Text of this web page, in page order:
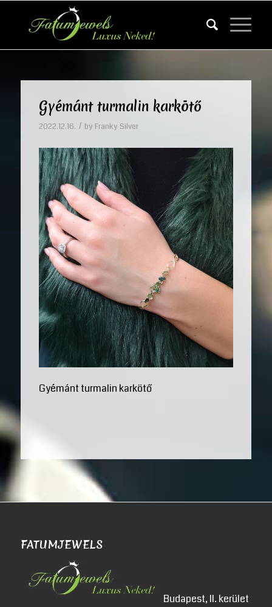
Gyémánt turmalin karkötő
2022.12.16. / by Franky Silver
Gyémánt turmalin karkötő
FATUMJEWELS
Budapest, II. kerület